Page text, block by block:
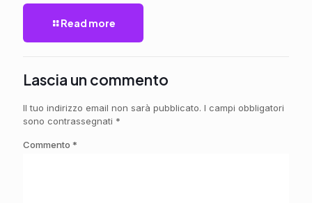
Read more
Lascia un commento
Il tuo indirizzo email non sarà pubblicato. I campi obbligatori
sono contrassegnati *
Commento *